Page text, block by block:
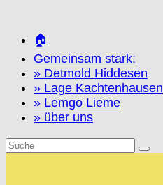
🏠
Gemeinsam stark:
» Detmold Hiddesen
» Lage Kachtenhausen
» Lemgo Lieme
» über uns